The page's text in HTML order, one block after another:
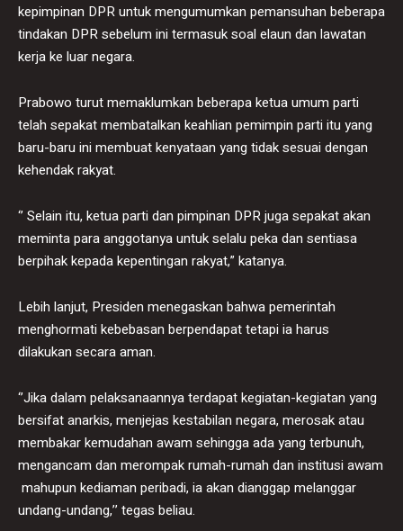
kepimpinan DPR untuk mengumumkan pemansuhan beberapa
tindakan DPR sebelum ini termasuk soal elaun dan lawatan
kerja ke luar negara.
Prabowo turut memaklumkan beberapa ketua umum parti
telah sepakat membatalkan keahlian pemimpin parti itu yang
baru-baru ini membuat kenyataan yang tidak sesuai dengan
kehendak rakyat.
‘’ Selain itu, ketua parti dan pimpinan DPR juga sepakat akan
meminta para anggotanya untuk selalu peka dan sentiasa
berpihak kepada kepentingan rakyat,” katanya.
Lebih lanjut, Presiden menegaskan bahwa pemerintah
menghormati kebebasan berpendapat tetapi ia harus
dilakukan secara aman.
‘’Jika dalam pelaksanaannya terdapat kegiatan-kegiatan yang
bersifat anarkis, menjejas kestabilan negara, merosak atau
membakar kemudahan awam sehingga ada yang terbunuh,
mengancam dan merompak rumah-rumah dan institusi awam
mahupun kediaman peribadi, ia akan dianggap melanggar
undang-undang,’’ tegas beliau.